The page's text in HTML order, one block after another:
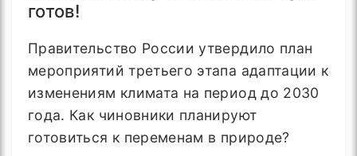
готов!
Правительство России утвердило план
мероприятий третьего этапа адаптации к
изменениям климата на период до 2030
года. Как чиновники планируют
готовиться к переменам в природе?